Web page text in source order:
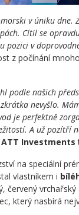
v úniku dne.
Cítil se
pozici v
z počínání
podle našich
nevyšlo.
je perfektně
A už pozítří
ATT Investments
na speciální
vlastníkem i
červený
který nasbírá